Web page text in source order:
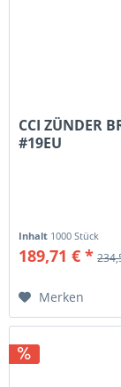
CCI ZÜNDER
#19EU
Inhalt 1000 Stück
189,71 € *
Merken